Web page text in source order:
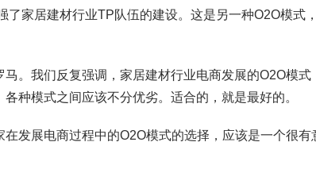
了家居建材行业TP队伍的建设。这是另一种O2O模式
马。我们反复强调，家居建材行业电商发展的O2O模
各种模式之间应该不分优劣。适合的，就是最好的。
在发展电商过程中的O2O模式的选择，应该是一个很